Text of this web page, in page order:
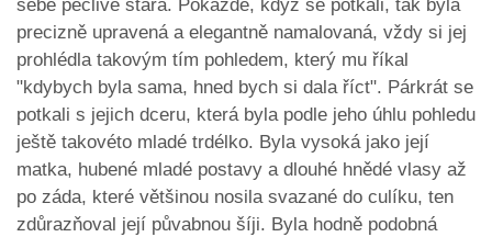
sebe pečlivě stará. Pokaždé, když se potkali, tak byla
precizně upravená a elegantně namalovaná, vždy si jej
prohlédla takovým tím pohledem, který mu říkal
"kdybych byla sama, hned bych si dala říct". Párkrát se
potkali s jejich dceru, která byla podle jeho úhlu pohledu
ještě takovéto mladé trdélko. Byla vysoká jako její
matka, hubené mladé postavy a dlouhé hnědé vlasy až
po záda, které většinou nosila svazané do culíku, ten
zdůrazňoval její půvabnou šíji. Byla hodně podobná